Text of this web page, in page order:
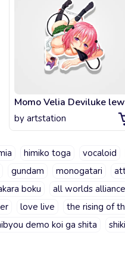
Momo Velia Deviluke
by artstation
himiko toga vocaloid
gundam monogatari
boku all worlds alliance
love live the rising of
demo koi ga shita shiki